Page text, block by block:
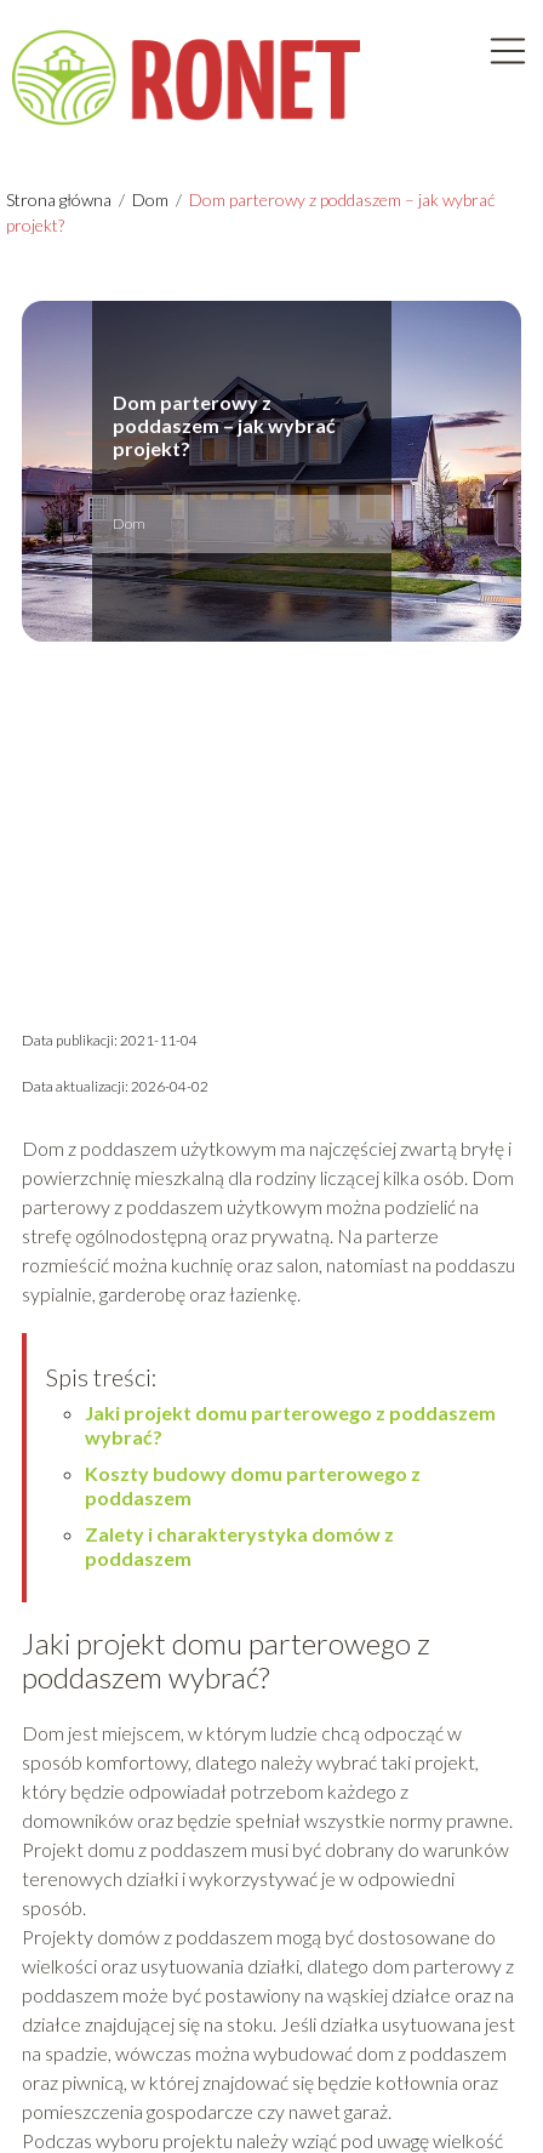
Strona główna / Dom / Dom parterowy z poddaszem – jak wybrać
projekt?
Dom parterowy z
poddaszem – jak wybrać
projekt?
Dom
Data publikacji: 2021-11-04
Data aktualizacji: 2026-04-02
Dom z poddaszem użytkowym ma najczęściej zwartą bryłę i
powierzchnię mieszkalną dla rodziny liczącej kilka osób. Dom
parterowy z poddaszem użytkowym można podzielić na
strefę ogólnodostępną oraz prywatną. Na parterze
rozmieścić można kuchnię oraz salon, natomiast na poddaszu
sypialnie, garderobę oraz łazienkę.
Spis treści:
Jaki projekt domu parterowego z poddaszem
wybrać?
Koszty budowy domu parterowego z
poddaszem
Zalety i charakterystyka domów z
poddaszem
Jaki projekt domu parterowego z
poddaszem wybrać?
Dom jest miejscem, w którym ludzie chcą odpocząć w
sposób komfortowy, dlatego należy wybrać taki projekt,
który będzie odpowiadał potrzebom każdego z
domowników oraz będzie spełniał wszystkie normy prawne.
Projekt domu z poddaszem musi być dobrany do warunków
terenowych działki i wykorzystywać je w odpowiedni
sposób.
Projekty domów z poddaszem mogą być dostosowane do
wielkości oraz usytuowania działki, dlatego dom parterowy z
poddaszem może być postawiony na wąskiej działce oraz na
działce znajdującej się na stoku. Jeśli działka usytuowana jest
na spadzie, wówczas można wybudować dom z poddaszem
oraz piwnicą, w której znajdować się będzie kotłownia oraz
pomieszczenia gospodarcze czy nawet garaż.
Podczas wyboru projektu należy wziąć pod uwagę wielkość